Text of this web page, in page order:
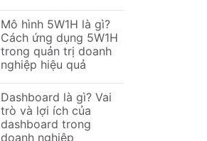
Mô hình 5W1H là gì?
Cách ứng dụng 5W1H
trong quản trị doanh
nghiệp hiệu quả
Dashboard là gì? Vai
trò và lợi ích của
dashboard trong
doanh nghiệp